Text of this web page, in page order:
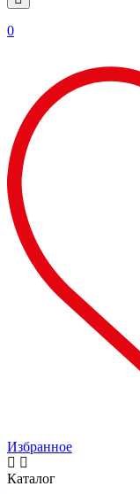
0
Избранное
Каталог